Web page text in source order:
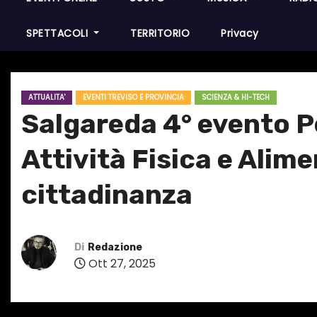
SPETTACOLI TERRITORIO Privacy
ATTUALITA' EVENTI TREVISO E PROVINCIA SCIENZA & HI-TECH
Salgareda 4° evento
Attività Fisica e
cittadinanza
Di Redazione
Ott 27, 2025